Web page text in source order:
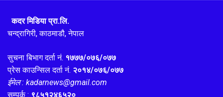
कदर मिडिया प्रा.लि.
चन्द्रागिरी, काठमाडौ, नेपाल
सुचना बिभाग दर्ता नं. १७७७/०७६/०७७
प्रेस काउन्सिल दर्ता नं. २०१४/०७६/०७७
ईमेल : kadarnews@gmail.com
सम्पर्क : ९८५१२४६५२०